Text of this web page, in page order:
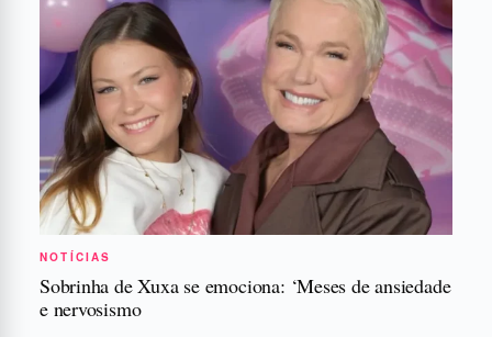
NOTÍCIAS
Sobrinha de Xuxa se emociona: ‘Meses de ansiedade
e nervosismo